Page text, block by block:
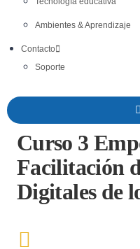
Ambientes & Aprendizaje
Contacto
Soporte
Curso 3
Facilitación
Digitales de